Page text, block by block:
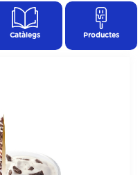
Catàlegs Productes